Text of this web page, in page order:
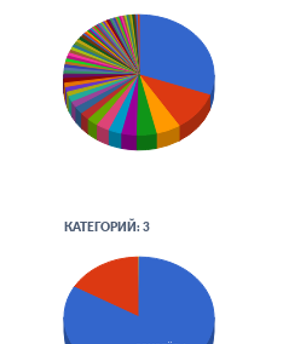
КАТЕГОРИЙ: 3